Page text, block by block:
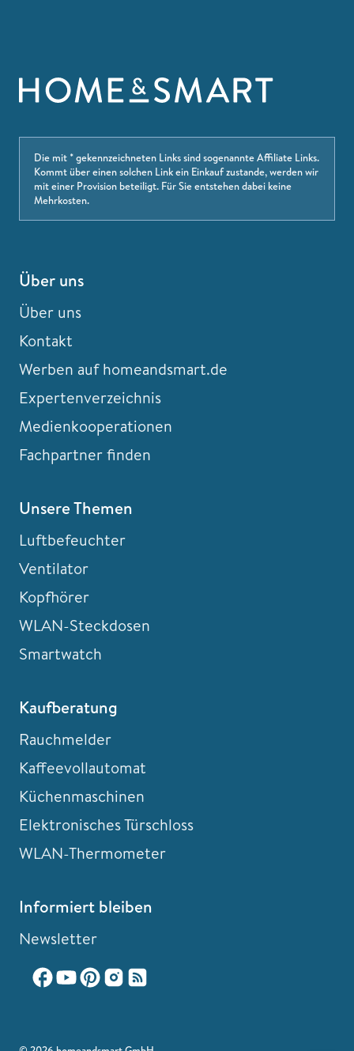
Die mit * gekennzeichneten Links sind sogenannte Affiliate Links.
Kommt über einen solchen Link ein Einkauf zustande, werden wir
mit einer Provision beteiligt. Für Sie entstehen dabei keine
Mehrkosten.
Über uns
Über uns
Kontakt
Werben auf homeandsmart.de
Expertenverzeichnis
Medienkooperationen
Fachpartner finden
Unsere Themen
Luftbefeuchter
Ventilator
Kopfhörer
WLAN-Steckdosen
Smartwatch
Kaufberatung
Rauchmelder
Kaffeevollautomat
Küchenmaschinen
Elektronisches Türschloss
WLAN-Thermometer
Informiert bleiben
Newsletter